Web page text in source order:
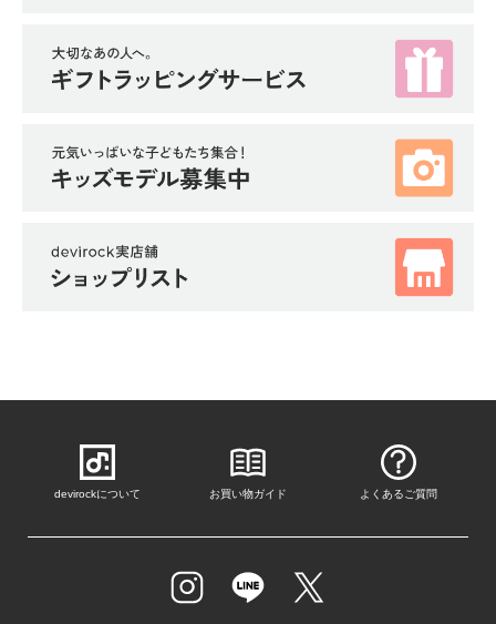
devirockについて お買い物ガイド よくあるご質問